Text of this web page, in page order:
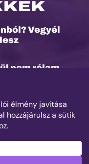
Vegyél
nem rólam
meg a
verseny